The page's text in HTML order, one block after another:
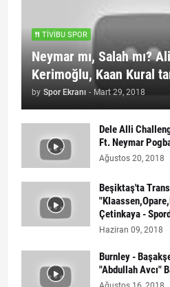
TIVIBU SPOR
Neymar mı, Salah mı?
Kerimoğlu, Kaan Kural
by Spor Ekranı - Mart 29, 2018
Dele Alli
Ft. Neymar
Ağustos 20, 2018
Beşiktaş'ta
Çetinkaya -
Haziran 09, 2018
Burnley -
"Abdullah Avcı"